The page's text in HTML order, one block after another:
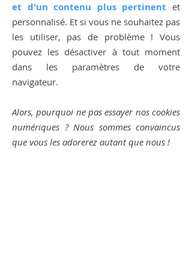
et d'un contenu plus pertinent et
personnalisé. Et si vous ne souhaitez pas
les utiliser, pas de problème ! Vous
pouvez les désactiver à tout moment
dans les paramètres de votre
navigateur.
Alors, pourquoi ne pas essayer nos cookies
numériques ? Nous sommes convaincus
que vous les adorerez autant que nous !